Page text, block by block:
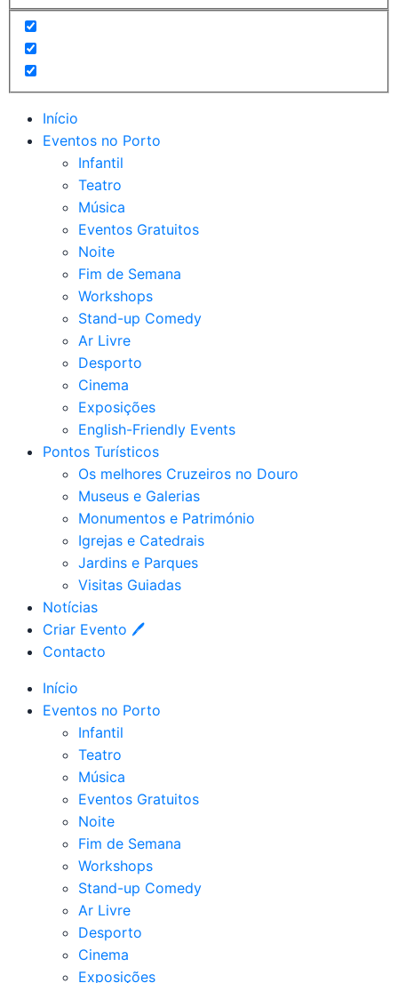
Início
Eventos no Porto
Infantil
Teatro
Música
Eventos Gratuitos
Noite
Fim de Semana
Workshops
Stand-up Comedy
Ar Livre
Desporto
Cinema
Exposições
English-Friendly Events
Pontos Turísticos
Os melhores Cruzeiros no Douro​
Museus e Galerias
Monumentos e Património
Igrejas e Catedrais
Jardins e Parques
Visitas Guiadas
Notícias
Criar Evento 🖊
Contacto
Início
Eventos no Porto
Infantil
Teatro
Música
Eventos Gratuitos
Noite
Fim de Semana
Workshops
Stand-up Comedy
Ar Livre
Desporto
Cinema
Exposições